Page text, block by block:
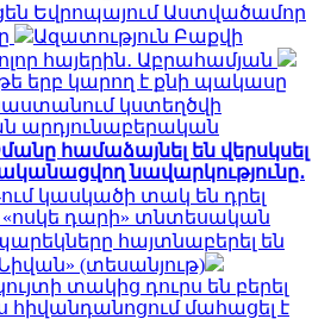
Եվրոպայում Աստվածամոր
Ազատություն Բաքվի
հայերին․ Աբրահամյան
երբ կարող է քնի պակասը
կստեղծվի
արդյունաբերական
համաձայնել են վերսկսել
նավարկությունը․
ում կասկածի տակ են դրել
դարի» տնտեսական
հայտնաբերել են
(տեսանյութ)
տակից դուրս են բերել
հիվանդանոցում մահացել է